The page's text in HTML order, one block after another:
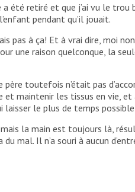
été retiré et que j’ai vu le trou
pendant qu’il jouait.
pas à ça! Et à vrai dire, moi
une raison quelconque, la
toutefois n’était pas
maintenir les tissus en vie,
le plus de temps possible
mais la main est toujours là,
mal. Il n’a souri à aucun